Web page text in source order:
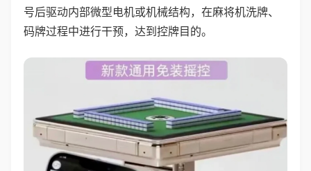
号后驱动内部微型电机或机械结构，在麻将机洗牌、
码牌过程中进行干预，达到控牌目的。